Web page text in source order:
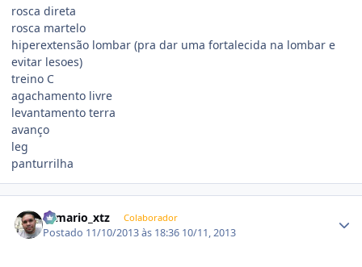
rosca direta
rosca martelo
hiperextensão lombar (pra dar uma fortalecida na lombar e
evitar lesoes)
treino C
agachamento livre
levantamento terra
avanço
leg
panturrilha
romario_xtz Colaborador
Postado 11/10/2013 às 18:36 10/11, 2013